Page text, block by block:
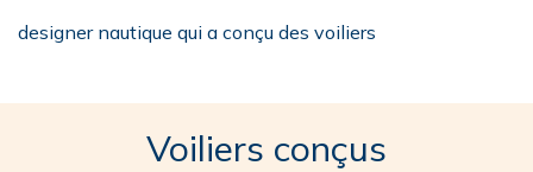
designer nautique qui a conçu des voiliers
Voiliers conçus